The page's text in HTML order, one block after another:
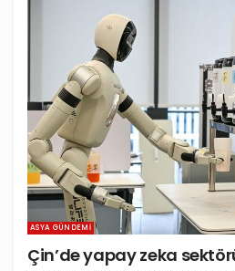
ASYA GÜNDEMI
Çin’de yapay zeka